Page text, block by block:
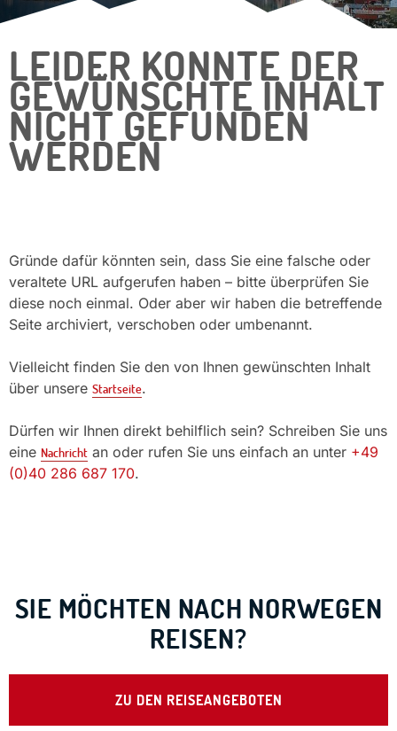
LEIDER KONNTE DER
GEWÜNSCHTE INHALT
NICHT GEFUNDEN
WERDEN
Gründe dafür könnten sein, dass Sie eine falsche oder
veraltete URL aufgerufen haben – bitte überprüfen Sie
diese noch einmal. Oder aber wir haben die betreffende
Seite archiviert, verschoben oder umbenannt.
Vielleicht finden Sie den von Ihnen gewünschten Inhalt
über unsere Startseite.
Dürfen wir Ihnen direkt behilflich sein? Schreiben Sie uns
eine Nachricht an oder rufen Sie uns einfach an unter +49
(0)40 286 687 170.
SIE MÖCHTEN NACH NORWEGEN
REISEN?
ZU DEN REISEANGEBOTEN